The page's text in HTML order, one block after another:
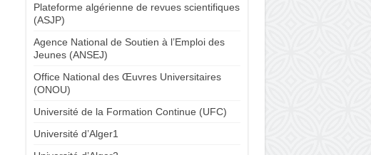
Plateforme algérienne de revues scientifiques
(ASJP)
Agence National de Soutien à l’Emploi des
Jeunes (ANSEJ)
Office National des Œuvres Universitaires
(ONOU)
Université de la Formation Continue (UFC)
Université d’Alger1